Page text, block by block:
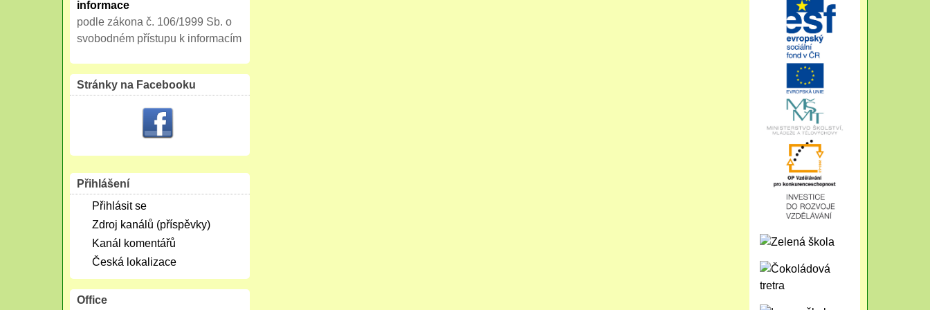
informace
podle zákona č. 106/1999 Sb. o
svobodném přístupu k informacím
Stránky na Facebooku
Přihlášení
Přihlásit se
Zdroj kanálů (příspěvky)
Kanál komentářů
Česká lokalizace
Office